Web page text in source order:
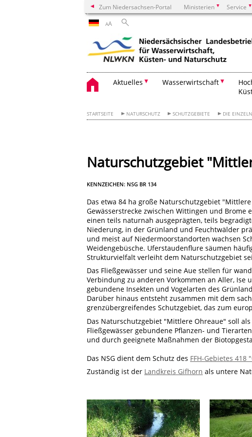
Zum Niedersachsen-Portal Ministerien Service
AA
Aktuelles Wasserwirtschaft
STARTSEITE NATURSCHUTZ SCHUTZGEBIETE DIE
Naturschutzgebiet
KENNZEICHEN: NSG BR 134
Das etwa 84 ha große Naturschutzgebiet
Gewässerstrecke zwischen Wittingen und Brome
einen teils naturnah ausgeprägten, teils
Niederung, in der Grünland und Feuchtwälder
und meist auf Niedermoorstandorten wachsen
Weidengebüsche. Uferstaudenflure säumen
Strukturvielfalt verleiht dem Naturschutzgebiet
Das Fließgewässer und seine Aue stellen für
Verbindung zu anderen Vorkommen an Aller,
gebundene Insekten und Vogelarten des
Darüber hinaus entsteht zusammen mit dem
grenzübergreifendes Schutzgebiet, das zum
Das Naturschutzgebiet "Mittlere Ohreaue" soll
Fließgewässer gebundene Pflanzen- und
und durch geeignete Maßnahmen der
Das NSG dient dem Schutz des FFH-Gebietes 418
Zuständig ist der Landkreis Gifhorn als untere